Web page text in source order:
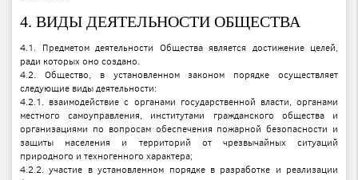
4. ВИДЫ ДЕЯТЕЛЬНОСТИ ОБЩЕСТВА
4.1. Предметом деятельности Общества является достижение целей,
ради которых оно создано.
4.2. Общество, в установленном законом порядке осуществляет
следующие виды деятельности:
4.2.1. взаимодействие с органами государственной власти, органами
местного самоуправления, институтами гражданского общества и
организациями по вопросам обеспечения пожарной безопасности и
защиты населения и территорий от чрезвычайных ситуаций
природного и техногенного характера;
4.2.2. участие в установленном порядке в разработке и реализации